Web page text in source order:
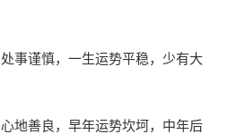
事谨慎，一生运势平稳，少有大
地善良，早年运势坎坷，中年后